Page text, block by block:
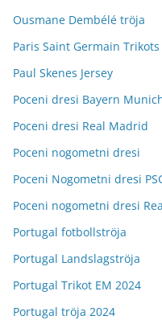
Ousmane Dembélé tröja
Paris Saint Germain Trikots
Paul Skenes Jersey
Poceni dresi Bayern
Poceni dresi Real Madrid
Poceni nogometni dresi
Poceni Nogometni dresi
Poceni nogometni dresi
Portugal fotbollströja
Portugal Landslagströja
Portugal Trikot EM 2024
Portugal tröja 2024